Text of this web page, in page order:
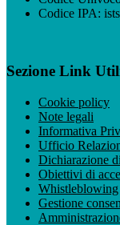
Codice IPA:
Sezione Link
Cookie policy
Note legali
Informativa
Ufficio
Dichiarazione
Obiettivi di
Whistleblowing
Gestione